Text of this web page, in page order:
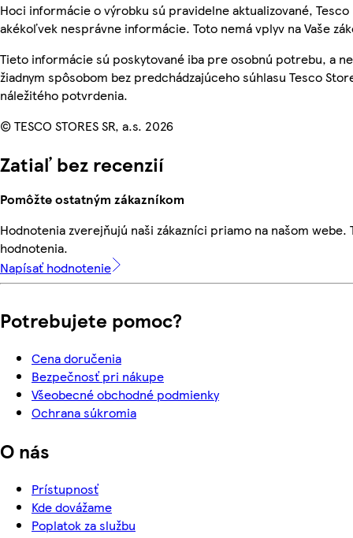
Hoci informácie o výrobku sú pravidelne aktualizované,
akékoľvek nesprávne informácie. Toto nemá vplyv na Vaše
Tieto informácie sú poskytované iba pre osobnú potrebu, a
žiadnym spôsobom bez predchádzajúceho súhlasu Tesco
náležitého potvrdenia.
© TESCO STORES SR, a.s. 2026
Zatiaľ bez recenzií
Pomôžte ostatným zákazníkom
Hodnotenia zverejňujú naši zákazníci priamo na našom
hodnotenia.
Napísať hodnotenie
Potrebujete pomoc?
Cena doručenia
Bezpečnosť pri nákupe
Všeobecné obchodné podmienky
Ochrana súkromia
O nás
Prístupnosť
Kde dovážame
Poplatok za službu